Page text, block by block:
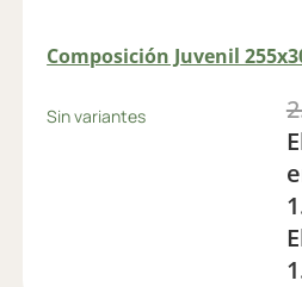
Composición Juvenil
Sin variantes